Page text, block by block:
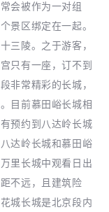
会被作为一对组
景区绑定在一起。
三陵。之于游客，
只有一座，订不到
非常精彩的长城，
目前慕田峪长城相
预约到八达岭长城
达岭长城和慕田峪
里长城中观看日出
不远，且建筑险
城长城是北京段内